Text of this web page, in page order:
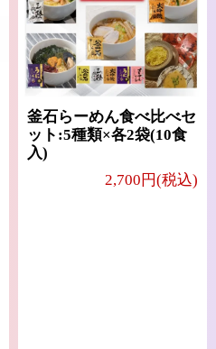
釜石らーめん食べ比べセ
ット:5種類×各2袋(10食
入)
2,700円(税込)